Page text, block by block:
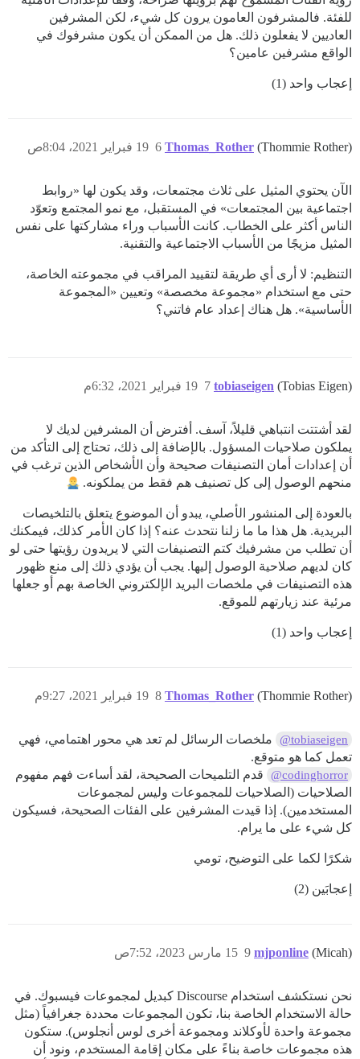
للفئة. فالمشرفون العامون يرون كل شيء، لكن المشرفين
العاديين لا يفعلون ذلك. هل من الممكن أن يكون مشرفوك في
الواقع مشرفين عامين؟
إعجاب واحد (1)
Thomas_Rother (Thommie Rother) 19 فبراير 2021، 8:04ص 6
الآن يحتوي المثيل على ثلاث مجتمعات، وقد يكون لها «روابط
اجتماعية بين المجتمعات» في المستقبل، مع نمو المجتمع وتعوّد
الناس أكثر على الخطاب. كانت الأسباب وراء مشاركتها على نفس
المثيل مزيجًا من الأسباب الاجتماعية والتقنية.
التنظيم: لا أرى أي طريقة لتقييد المراقب في مجموعته الخاصة،
حتى مع استخدام «مجموعة مخصصة» وتعيين «المجموعة
الأساسية». هل هناك إعداد عام فاتني؟
tobiaseigen (Tobias Eigen) 19 فبراير 2021، 6:32م 7
لقد أشتتت انتباهي قليلاً، آسف. أفترض أن المشرفين لديك لا
يملكون صلاحيات المسؤول. بالإضافة إلى ذلك، تحتاج إلى التأكد من
أن إعدادات أمان التصنيفات صحيحة وأن الأشخاص الذين ترغب في
منحهم الوصول إلى كل تصنيف هم فقط من يملكونه.
بالعودة إلى المنشور الأصلي، يبدو أن الموضوع يتعلق بالتلخيصات
البريدية. هل هذا ما ما زلنا نتحدث عنه؟ إذا كان الأمر كذلك، فيمكنك
أن تطلب من مشرفيك كتم التصنيفات التي لا يريدون رؤيتها حتى لو
كان لديهم صلاحية الوصول إليها. يجب أن يؤدي ذلك إلى منع ظهور
هذه التصنيفات في ملخصات البريد الإلكتروني الخاصة بهم أو جعلها
مرئية عند زيارتهم للموقع.
إعجاب واحد (1)
Thomas_Rother (Thommie Rother) 19 فبراير 2021، 9:27م 8
@tobiaseigen
ملخصات الرسائل لم تعد هي محور اهتمامي، فهي
تعمل كما هو متوقع.
@codinghorror
قدم التلميحات الصحيحة، لقد أساءت فهم مفهوم
الصلاحيات (الصلاحيات للمجموعات وليس لمجموعات
المستخدمين). إذا قيدت المشرفين على الفئات الصحيحة، فسيكون
كل شيء على ما يرام.
شكرًا لكما على التوضيح، تومي
إعجابَين (2)
mjponline (Micah) 15 مارس 2023، 7:52ص 9
نحن نستكشف استخدام Discourse كبديل لمجموعات فيسبوك. في
حالة الاستخدام الخاصة بنا، تكون المجموعات محددة جغرافياً (مثل
مجموعة واحدة لأوكلاند ومجموعة أخرى لوس أنجلوس). ستكون
هذه مجموعات خاصة بناءً على مكان إقامة المستخدم، ونود أن